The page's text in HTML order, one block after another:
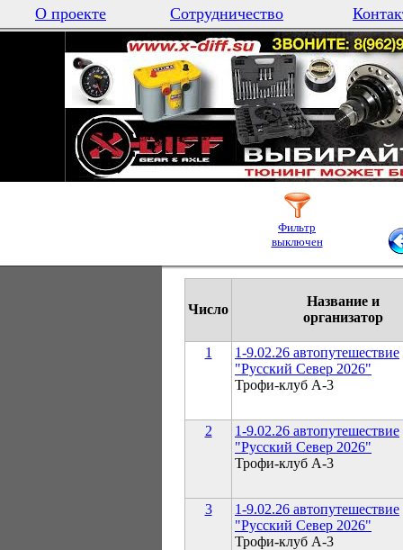
О проекте Сотрудничество
Фильтр
выключен
Число
Название и
организатор
1
1-9.02.26 автопутешествие
"Русский Север 2026"
Трофи-клуб А-3
2
1-9.02.26 автопутешествие
"Русский Север 2026"
Трофи-клуб А-3
3
1-9.02.26 автопутешествие
"Русский Север 2026"
Трофи-клуб А-3